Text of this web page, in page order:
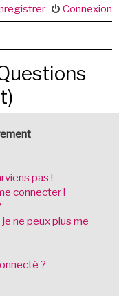
Connexion
pas !
connecter !
ne peux plus me
?